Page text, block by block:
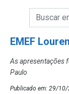
Campo
EMEF
As apresentações
Paulo
Publicado em: 29/